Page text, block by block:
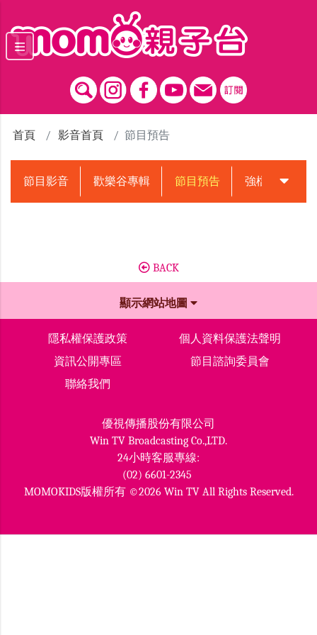
首頁 影音首頁 節目預告
節目影音 歡樂谷專輯 節目預告 強檔動畫預告
BACK
顯示網站地圖
隱私權保護政策
個人資料保護法聲明
資訊公開專區
節目諮詢委員會
聯絡我們
優視傳播股份有限公司
Win TV Broadcasting Co.,LTD.
24小時客服專線:
(02) 6601-2345
MOMOKIDS版權所有 ©2026 Win TV All Rights Reserved.